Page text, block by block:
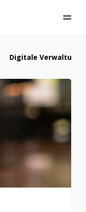
Digitale Verwaltung